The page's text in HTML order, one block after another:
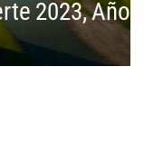
2023, Año